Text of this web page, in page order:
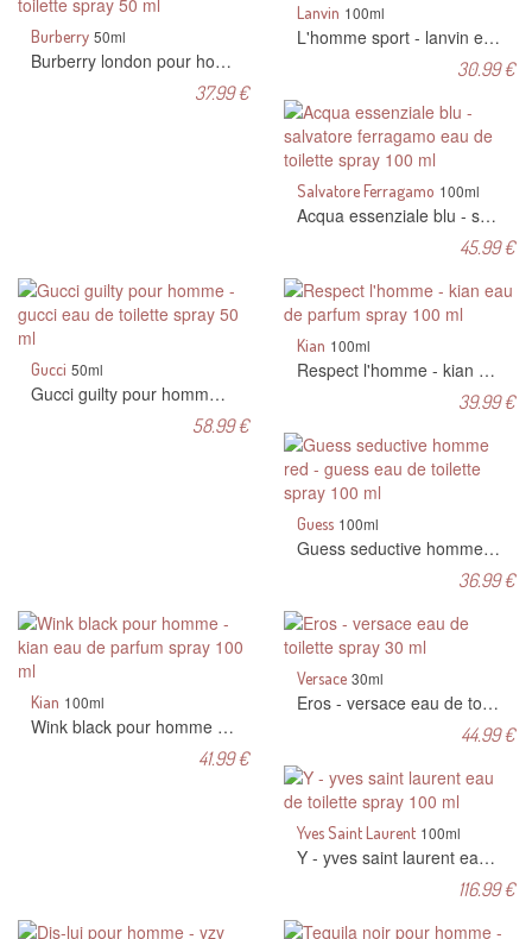
Burberry 50ml
Burberry london pour homme - burberry eau de toilette spray 50 ml
37.99 €
Lanvin 100ml
L'homme sport - lanvin eau de toilette spray 100 ml
30.99 €
Salvatore Ferragamo 100ml
Acqua essenziale blu - salvatore ferragamo eau de toilette spray 100 ml
45.99 €
Gucci 50ml
Gucci guilty pour homme - gucci eau de toilette spray 50 ml
58.99 €
Kian 100ml
Respect l'homme - kian eau de parfum spray 100 ml
39.99 €
Guess 100ml
Guess seductive homme red - guess eau de toilette spray 100 ml
36.99 €
Kian 100ml
Wink black pour homme - kian eau de parfum spray 100 ml
41.99 €
Versace 30ml
Eros - versace eau de toilette spray 30 ml
44.99 €
Yves Saint Laurent 100ml
Y - yves saint laurent eau de toilette spray 100 ml
116.99 €